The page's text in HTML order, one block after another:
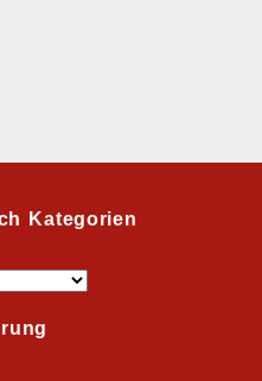
Kategorien